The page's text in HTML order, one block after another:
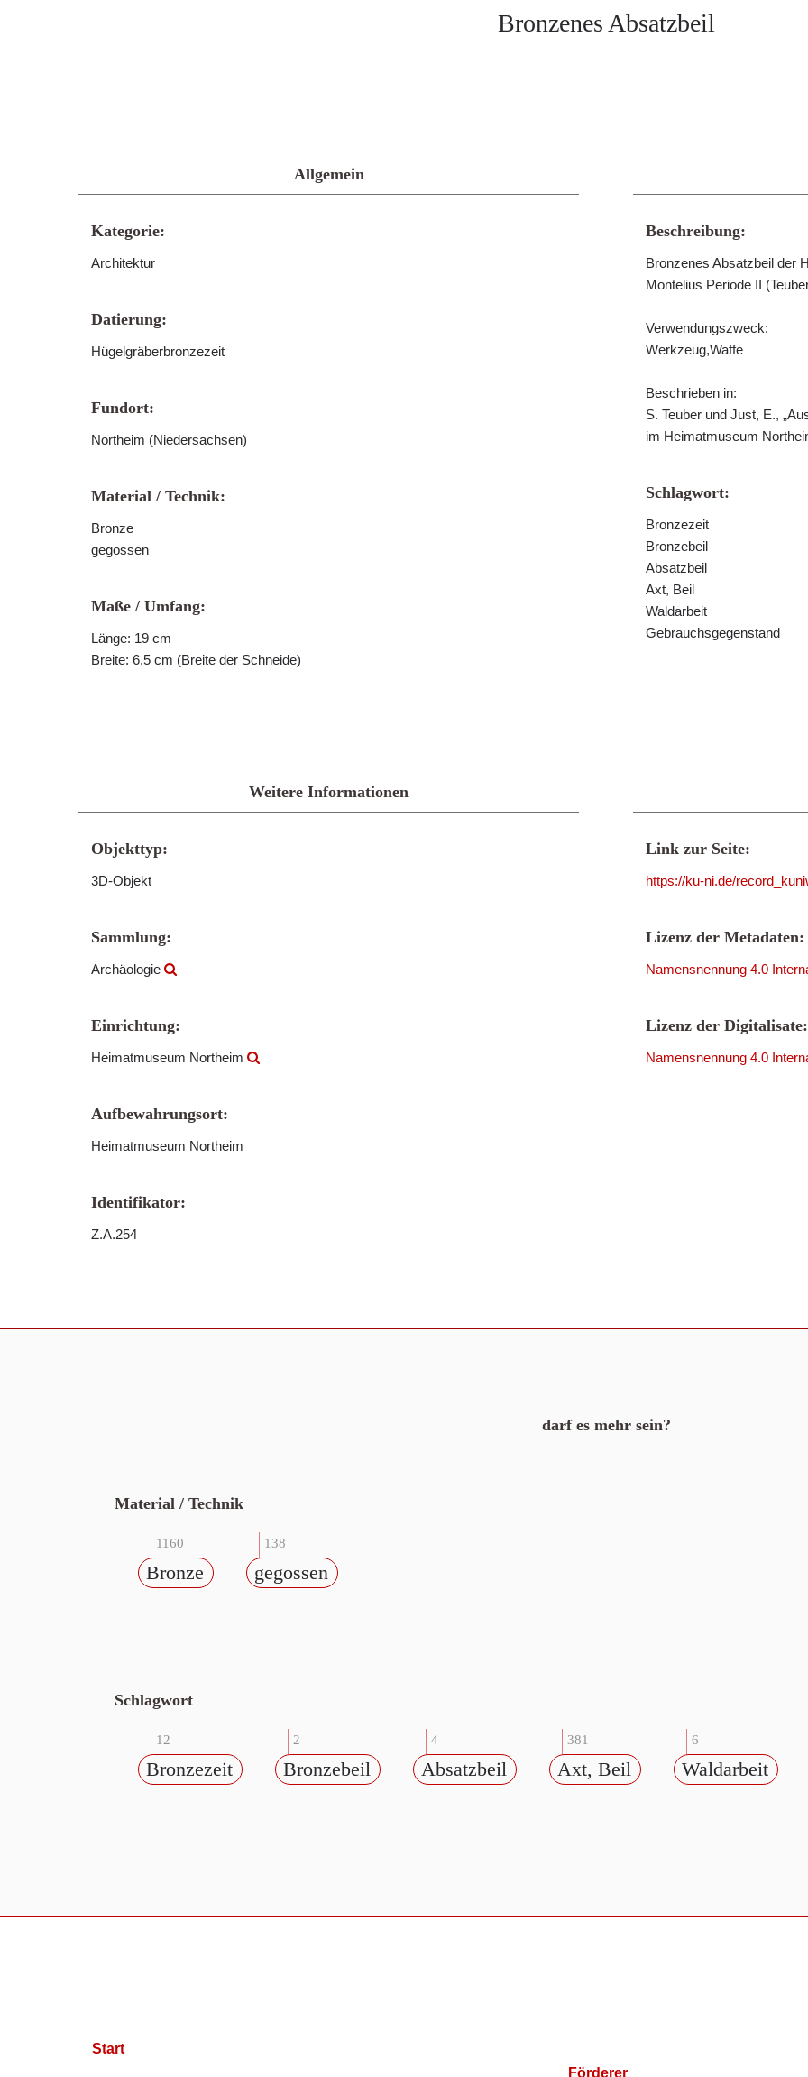
Bronzenes Absatzbeil
Allgemein
Kategorie:
Architektur
Datierung:
Hügelgräberbronzezeit
Fundort:
Northeim (Niedersachsen)
Material / Technik:
Bronze
gegossen
Maße / Umfang:
Länge: 19 cm
Breite: 6,5 cm (Breite der Schneide)
Beschreibung:
Bronzenes Absatzbeil der
Montelius Periode II
Verwendungszweck:
Werkzeug,Waffe
Beschrieben in:
S. Teuber und Just, E.,
im Heimatmuseum
Schlagwort:
Bronzezeit
Bronzebeil
Absatzbeil
Axt, Beil
Waldarbeit
Gebrauchsgegenstand
Weitere Informationen
Objekttyp:
3D-Objekt
Sammlung:
Archäologie
Einrichtung:
Heimatmuseum Northeim
Aufbewahrungsort:
Heimatmuseum Northeim
Identifikator:
Z.A.254
Link zur Seite:
https://ku-ni.de/
Lizenz der Metadaten:
Namensnennung 4.0
Lizenz der Digitalisate:
Namensnennung 4.0
darf es mehr sein?
Material / Technik
1160
Bronze
138
gegossen
Schlagwort
12
Bronzezeit
2
Bronzebeil
4
Absatzbeil
381
Axt, Beil
6
Waldarbeit
Start
Förderer